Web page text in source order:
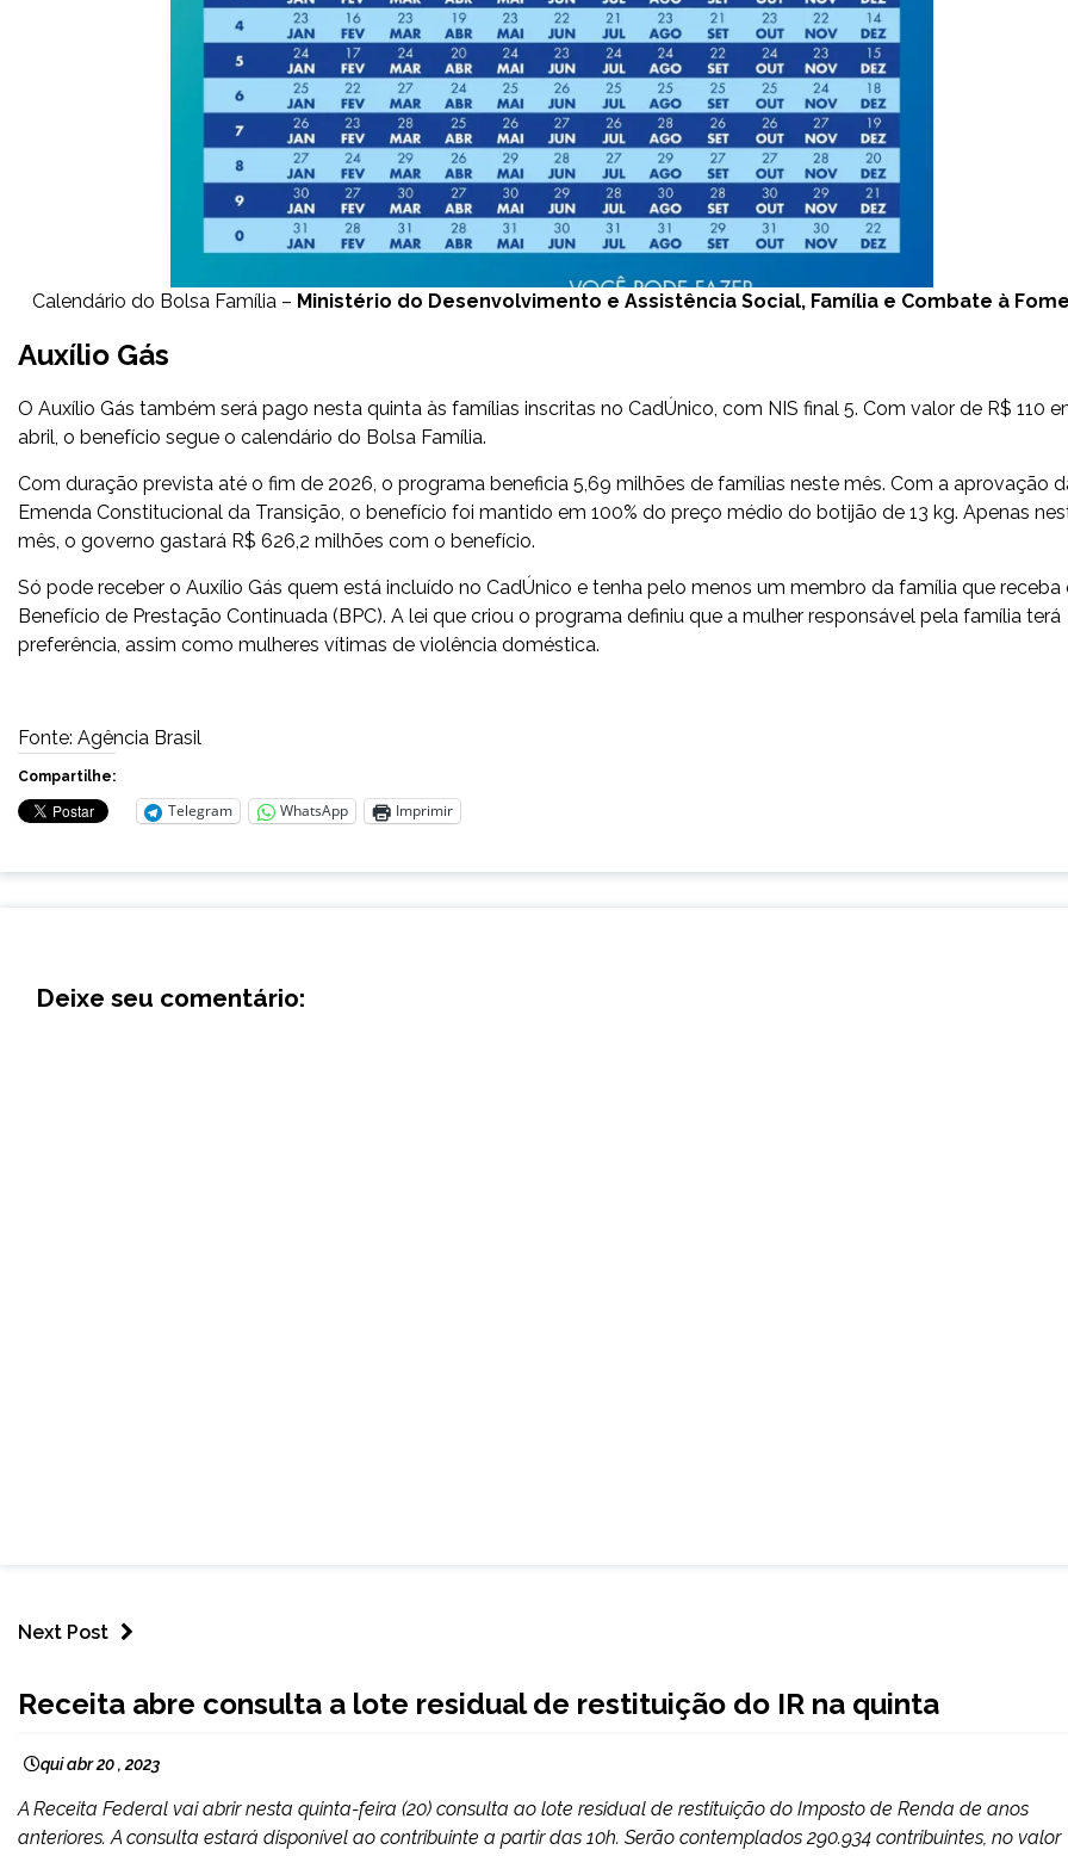
Calendário do Bolsa Família – Ministério do Desenvolvimento e Assistência Social, Família e Combate à Fome
Auxílio Gás
O Auxílio Gás também será pago nesta quinta às famílias inscritas no CadÚnico, com NIS final 5. Com valor de R$ 110
abril, o benefício segue o calendário do Bolsa Família.
Com duração prevista até o fim de 2026, o programa beneficia 5,69 milhões de famílias neste mês. Com a aprovação
Emenda Constitucional da Transição, o benefício foi mantido em 100% do preço médio do botijão de 13 kg. Apenas
mês, o governo gastará R$ 626,2 milhões com o benefício.
Só pode receber o Auxílio Gás quem está incluído no CadÚnico e tenha pelo menos um membro da família que receba
Benefício de Prestação Continuada (BPC). A lei que criou o programa definiu que a mulher responsável pela família terá
preferência, assim como mulheres vítimas de violência doméstica.
Fonte: Agência Brasil
Compartilhe:
Telegram WhatsApp Imprimir
Deixe seu comentário:
Next Post
NOTÍCIAS
Receita abre consulta a lote residual de restituição do IR na quinta
qui abr 20 , 2023
A Receita Federal vai abrir nesta quinta-feira (20) consulta ao lote residual de restituição do Imposto de Renda de anos
anteriores. A consulta estará disponível ao contribuinte a partir das 10h. Serão contemplados 290.934 contribuintes, no valor